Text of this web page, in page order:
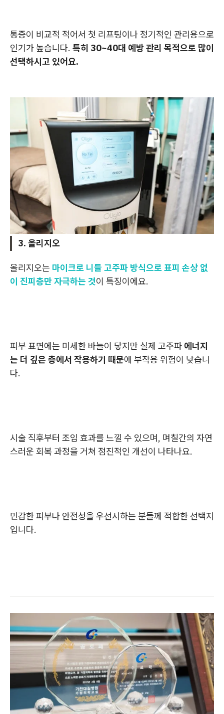
통증이 비교적 적어서 첫 리프팅이나 정기적인 관리용으로
인기가 높습니다. 특히 30~40대 예방 관리 목적으로 많이
선택하시고 있어요.
3. 올리지오
올리지오는 마이크로 니들 고주파 방식으로 표피 손상 없
이 진피층만 자극하는 것이 특징이에요.
피부 표면에는 미세한 바늘이 닿지만 실제 고주파 에너지
는 더 깊은 층에서 작용하기 때문에 부작용 위험이 낮습니
다.
시술 직후부터 조임 효과를 느낄 수 있으며, 며칠간의 자연
스러운 회복 과정을 거쳐 점진적인 개선이 나타나요.
민감한 피부나 안전성을 우선시하는 분들께 적합한 선택지
입니다.